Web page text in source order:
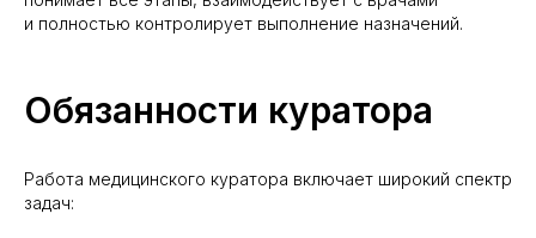
и полностью контролирует выполнение назначений.
Обязанности куратора
Работа медицинского куратора включает широкий спектр
задач: